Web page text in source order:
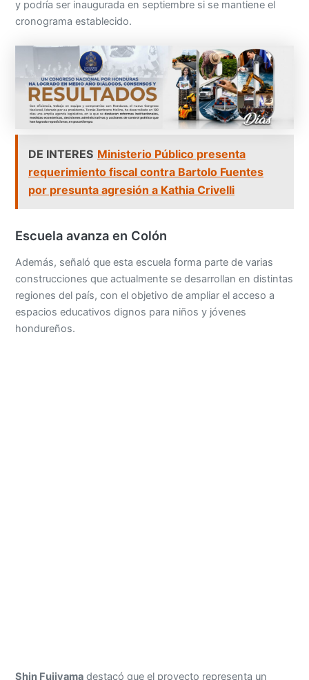
y podría ser inaugurada en septiembre si se mantiene el
cronograma establecido.
DE INTERES Ministerio Público presenta
requerimiento fiscal contra Bartolo Fuentes
por presunta agresión a Kathia Crivelli
Escuela avanza en Colón
Además, señaló que esta escuela forma parte de varias
construcciones que actualmente se desarrollan en distintas
regiones del país, con el objetivo de ampliar el acceso a
espacios educativos dignos para niños y jóvenes
hondureños.
Shin Fujiyama destacó que el proyecto representa un